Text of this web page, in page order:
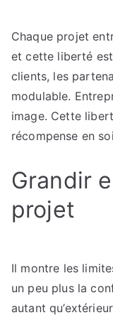
Chaque projet
et cette liberté
clients, les
modulable.
image. Cette
récompense en
Grandir
projet
Il montre les
un peu plus la
autant